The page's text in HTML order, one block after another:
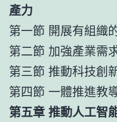
產力
第一節 開展有組織
第二節 加強產業需
第三節 推動科技創
第四節 一體推進教
第五章 推動人工智